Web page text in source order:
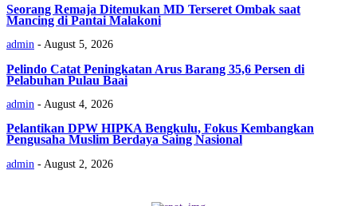
Seorang Remaja Ditemukan MD Terseret Ombak saat
Mancing di Pantai Malakoni
admin - August 5, 2026
Pelindo Catat Peningkatan Arus Barang 35,6 Persen di
Pelabuhan Pulau Baai
admin - August 4, 2026
Pelantikan DPW HIPKA Bengkulu, Fokus Kembangkan
Pengusaha Muslim Berdaya Saing Nasional
admin - August 2, 2026